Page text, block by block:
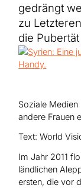
Erdbeben Venezuela
Hilfe für Ukraine
Hilfe für Sudan
Hilfe für Afghanistan
Alle Nothilfe-Projekte
Afrika
Asien
Lateinamerika
Naher Osten und
gedrängt
zu
die
Soziale
andere Frauen
Text: World
Im Jahr 2011
ländlichen
ersten, die vor